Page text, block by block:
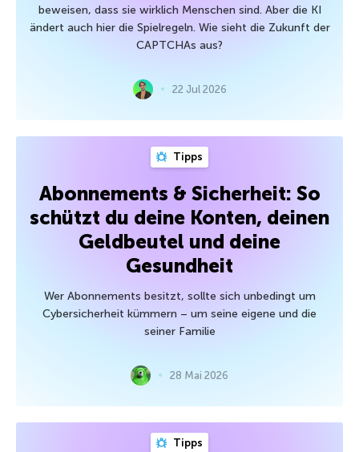
beweisen, dass sie wirklich Menschen sind. Aber die KI
ändert auch hier die Spielregeln. Wie sieht die Zukunft der
CAPTCHAs aus?
22 Jul 2026
Tipps
Abonnements & Sicherheit: So
schützt du deine Konten, deinen
Geldbeutel und deine
Gesundheit
Wer Abonnements besitzt, sollte sich unbedingt um
Cybersicherheit kümmern – um seine eigene und die
seiner Familie
28 Mai 2026
Tipps